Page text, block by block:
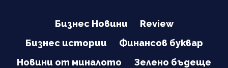
Бизнес Новини
Review
Бизнес истории
Финансов буквар
Новини от миналото
Зелено бъдеще